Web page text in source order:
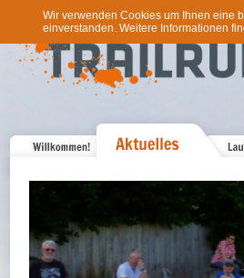
Wir verwenden Cookies um Ihnen eine
einverstanden. Weitere Informationen